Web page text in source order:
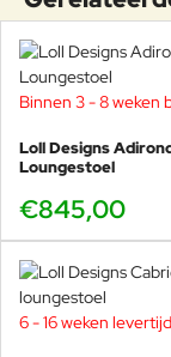
Binnen 3 - 8 weken
Loll Designs
Loungestoel
€845,00
6 - 16 weken levertijd